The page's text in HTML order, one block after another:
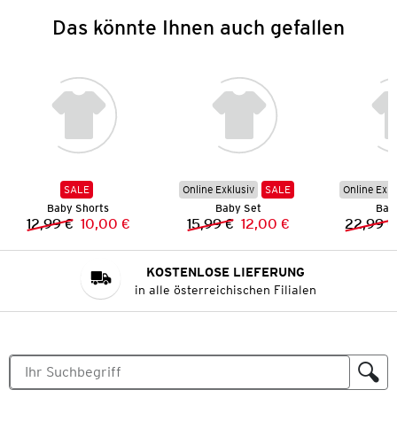
Das könnte Ihnen auch gefallen
SALE
Baby Shorts
Vorheriger Preis:
12,99 € Neuer Preis:
10,00 €
Online Exklusiv
SALE
Baby Set
Vorheriger Preis:
15,99 € Neuer Preis:
12,00 €
Online
22,99 €
KOSTENLOSE LIEFERUNG
in alle österreichischen Filialen